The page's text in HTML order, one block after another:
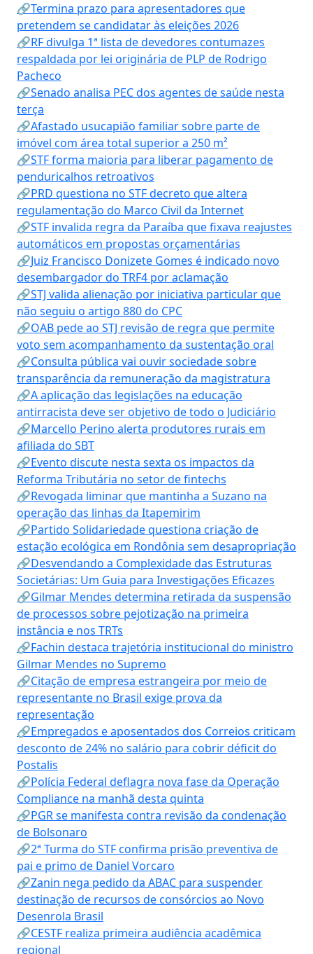
🔗Termina prazo para apresentadores que
pretendem se candidatar às eleições 2026
🔗RF divulga 1ª lista de devedores contumazes
respaldada por lei originária de PLP de Rodrigo
Pacheco
🔗Senado analisa PEC dos agentes de saúde nesta
terça
🔗Afastado usucapião familiar sobre parte de
imóvel com área total superior a 250 m²
🔗STF forma maioria para liberar pagamento de
penduricalhos retroativos
🔗PRD questiona no STF decreto que altera
regulamentação do Marco Civil da Internet
🔗STF invalida regra da Paraíba que fixava reajustes
automáticos em propostas orçamentárias
🔗Juiz Francisco Donizete Gomes é indicado novo
desembargador do TRF4 por aclamação
🔗STJ valida alienação por iniciativa particular que
não seguiu o artigo 880 do CPC
🔗OAB pede ao STJ revisão de regra que permite
voto sem acompanhamento da sustentação oral
🔗Consulta pública vai ouvir sociedade sobre
transparência da remuneração da magistratura
🔗A aplicação das legislações na educação
antirracista deve ser objetivo de todo o Judiciário
🔗Marcello Perino alerta produtores rurais em
afiliada do SBT
🔗Evento discute nesta sexta os impactos da
Reforma Tributária no setor de fintechs
🔗Revogada liminar que mantinha a Suzano na
operação das linhas da Itapemirim
🔗Partido Solidariedade questiona criação de
estação ecológica em Rondônia sem desapropriação
🔗Desvendando a Complexidade das Estruturas
Societárias: Um Guia para Investigações Eficazes
🔗Gilmar Mendes determina retirada da suspensão
de processos sobre pejotização na primeira
instância e nos TRTs
🔗Fachin destaca trajetória institucional do ministro
Gilmar Mendes no Supremo
🔗Citação de empresa estrangeira por meio de
representante no Brasil exige prova da
representação
🔗Empregados e aposentados dos Correios criticam
desconto de 24% no salário para cobrir déficit do
Postalis
🔗Polícia Federal deflagra nova fase da Operação
Compliance na manhã desta quinta
🔗PGR se manifesta contra revisão da condenação
de Bolsonaro
🔗2ª Turma do STF confirma prisão preventiva de
pai e primo de Daniel Vorcaro
🔗Zanin nega pedido da ABAC para suspender
destinação de recursos de consórcios ao Novo
Desenrola Brasil
🔗CESTF realiza primeira audiência acadêmica
regional